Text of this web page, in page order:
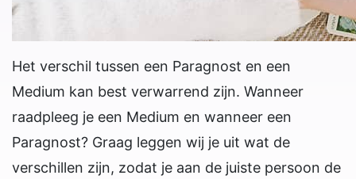
Het verschil tussen een Paragnost en een
Medium kan best verwarrend zijn. Wanneer
raadpleeg je een Medium en wanneer een
Paragnost? Graag leggen wij je uit wat de
verschillen zijn, zodat je aan de juiste persoon de